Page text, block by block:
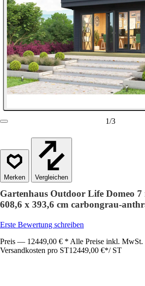
1/3
Vergleichen
Gartenhaus Outdoor Life Domeo
608,6 x 393,6 cm carbongrau-
Erste Bewertung schreiben
Preis — 12449,00 € * Alle Preise inkl. MwSt.
Versandkosten pro ST12449,00 €*/ ST